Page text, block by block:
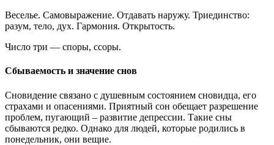
Веселье. Самовыражение. Отдавать наружу. Триединство:
разум, тело, дух. Гармония. Открытость.
Число три — споры, ссоры.
Сбываемость и значение снов
Сновидение связано с душевным состоянием сновидца, его
страхами и опасениями. Приятный сон обещает разрешение
проблем, пугающий – развитие депрессии. Такие сны
сбываются редко. Однако для людей, которые родились в
понедельник, они вещие.